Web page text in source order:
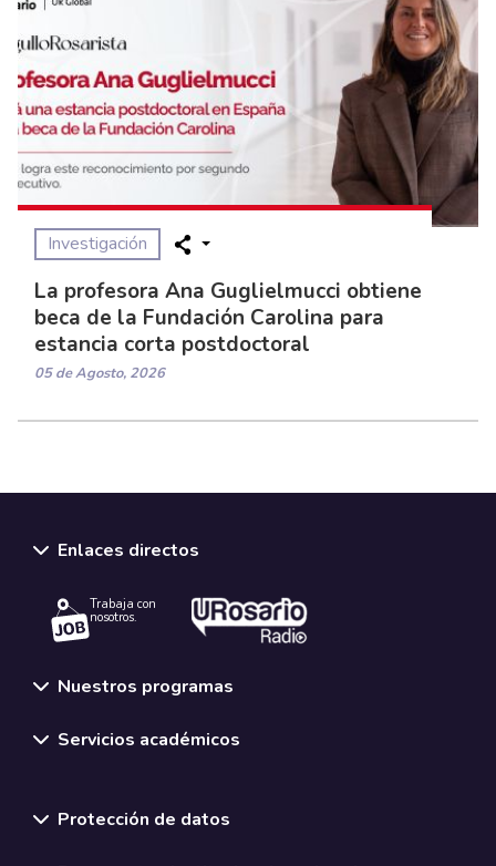
Investigación
La profesora Ana Guglielmucci obtiene
beca de la Fundación Carolina para
estancia corta postdoctoral
05 de Agosto, 2026
Enlaces directos
Trabaja con
nosotros.
Nuestros programas
Servicios académicos
Protección de datos